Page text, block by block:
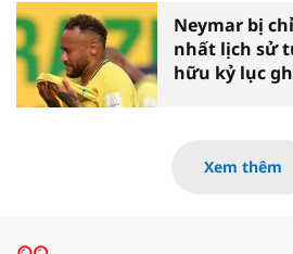
Neymar bị
nhất lịch sử
hữu kỷ lục
Xem thêm